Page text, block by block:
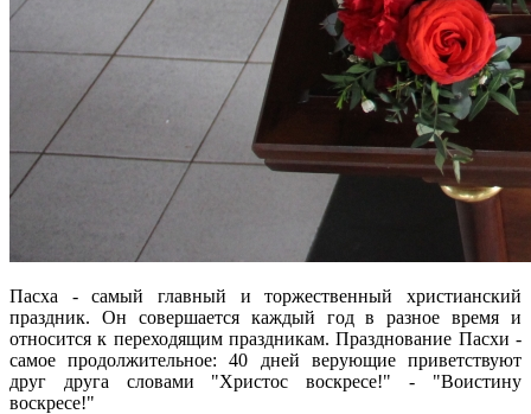
Пасха - самый главный и торжественный христианский
праздник. Он совершается каждый год в разное время и
относится к переходящим праздникам. Празднование Пасхи -
самое продолжительное: 40 дней верующие приветствуют
друг друга словами "Христос воскресе!" - "Воистину
воскресе!"